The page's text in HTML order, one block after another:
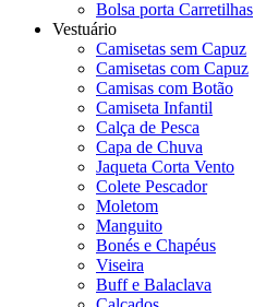
Bolsa porta Carretilhas
Vestuário
Camisetas sem Capuz
Camisetas com Capuz
Camisas com Botão
Camiseta Infantil
Calça de Pesca
Capa de Chuva
Jaqueta Corta Vento
Colete Pescador
Moletom
Manguito
Bonés e Chapéus
Viseira
Buff e Balaclava